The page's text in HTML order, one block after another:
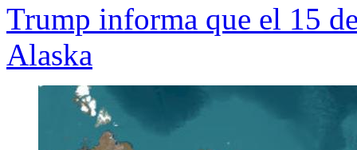
Trump informa que el 15
Alaska